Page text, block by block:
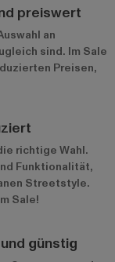
preiswert
an
sind. Im Sale
Preisen,
richtige Wahl.
Funktionalität,
Streetstyle.
Sale!
günstig